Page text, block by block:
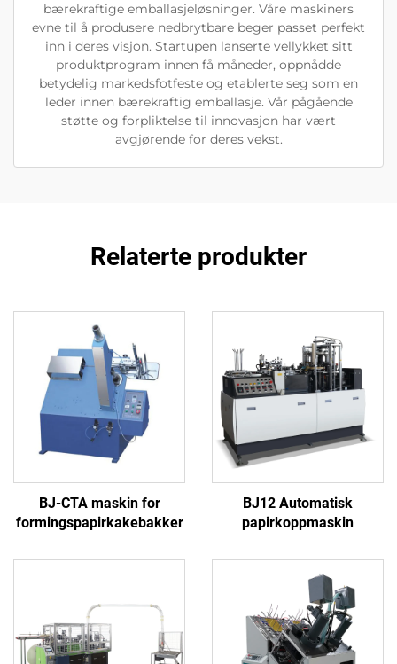
bærekraftige emballasjeløsninger. Våre maskiners
evne til å produsere nedbrytbare beger passet perfekt
inn i deres visjon. Startupen lanserte vellykket sitt
produktprogram innen få måneder, oppnådde
betydelig markedsfotfeste og etablerte seg som en
leder innen bærekraftig emballasje. Vår pågående
støtte og forpliktelse til innovasjon har vært
avgjørende for deres vekst.
Relaterte produkter
BJ-CTA maskin for
formingspapirkakebakker
BJ12 Automatisk
papirkoppmaskin